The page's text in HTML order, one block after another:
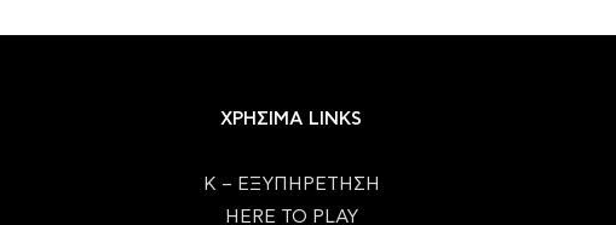
ΧΡΗΣΙΜΑ LINKS
Κ – ΕΞΥΠΗΡΕΤΗΣΗ
HERE TO PLAY